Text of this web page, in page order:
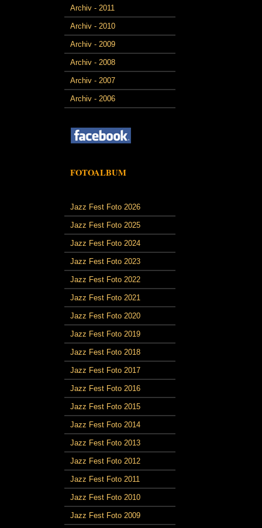
Archiv - 2011
Archiv - 2010
Archiv - 2009
Archiv - 2008
Archiv - 2007
Archiv - 2006
FOTOALBUM
Jazz Fest Foto 2026
Jazz Fest Foto 2025
Jazz Fest Foto 2024
Jazz Fest Foto 2023
Jazz Fest Foto 2022
Jazz Fest Foto 2021
Jazz Fest Foto 2020
Jazz Fest Foto 2019
Jazz Fest Foto 2018
Jazz Fest Foto 2017
Jazz Fest Foto 2016
Jazz Fest Foto 2015
Jazz Fest Foto 2014
Jazz Fest Foto 2013
Jazz Fest Foto 2012
Jazz Fest Foto 2011
Jazz Fest Foto 2010
Jazz Fest Foto 2009